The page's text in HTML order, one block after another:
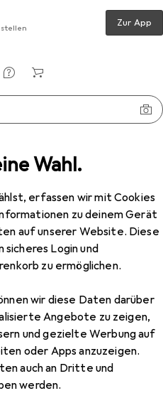
Wahl.
erfassen wir mit Cookies
zu deinem Gerät
auf unserer Website. Diese
sicheres Login und
zu ermöglichen.
wir diese Daten darüber
Angebote zu zeigen,
und gezielte Werbung auf
oder Apps anzuzeigen.
auch an Dritte und
werden.
Zur App
Paar
Paar
Paar
zum Produkt Hoppe
Kategorie Türgriff +